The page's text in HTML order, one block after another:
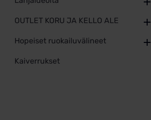
OUTLET KORU JA KELLO ALE
Hopeiset ruokailuvälineet
Kaiverrukset